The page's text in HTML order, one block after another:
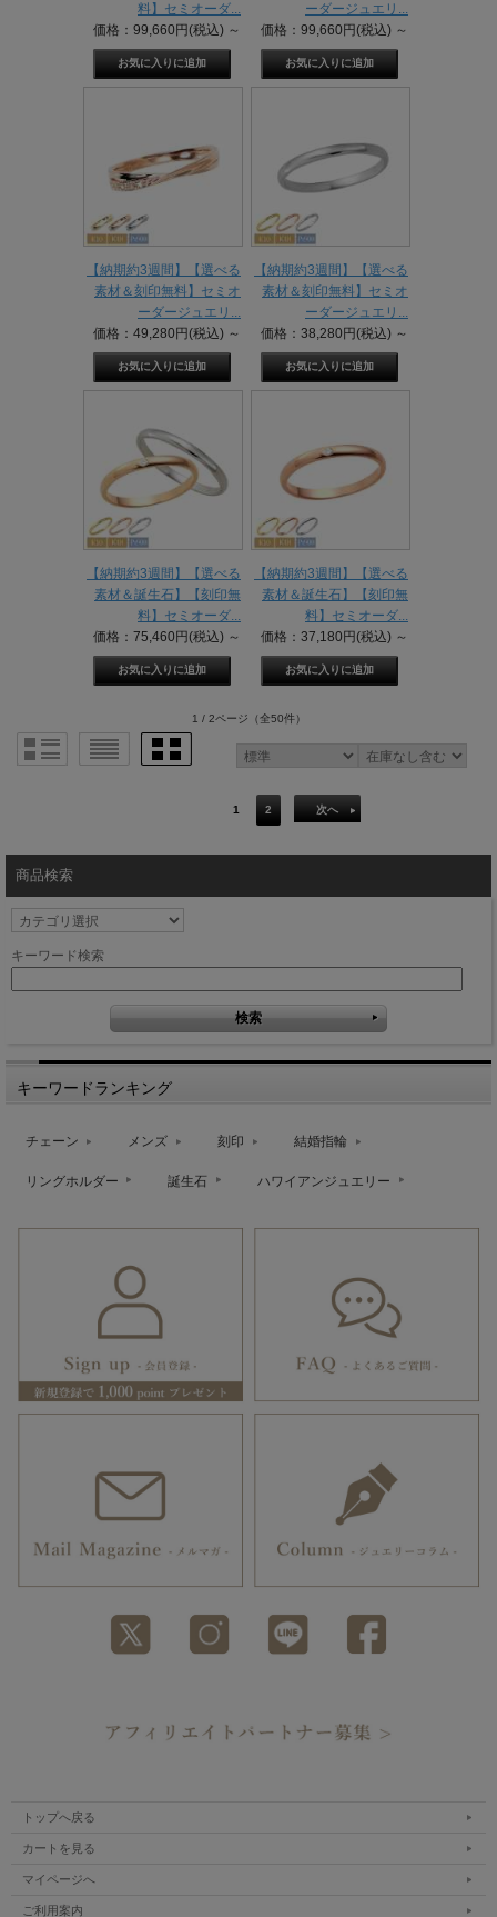
料】セミオーダ...
価格：99,660円(税込) ～
ーダージュエリ...
価格：99,660円(税込) ～
【納期約3週間】【選べる
素材＆刻印無料】セミオ
ーダージュエリ...
価格：49,280円(税込) ～
【納期約3週間】【選べる
素材＆刻印無料】セミオ
ーダージュエリ...
価格：38,280円(税込) ～
【納期約3週間】【選べる
素材＆誕生石】【刻印無
料】セミオーダ...
価格：75,460円(税込) ～
【納期約3週間】【選べる
素材＆誕生石】【刻印無
料】セミオーダ...
価格：37,180円(税込) ～
1 / 2ページ （全50件）
1 2 次へ
商品検索
キーワード検索
キーワードランキング
チェーン メンズ 刻印 結婚指輪
リングホルダー 誕生石 ハワイアンジュエリー
トップへ戻る
カートを見る
マイページへ
ご利用案内